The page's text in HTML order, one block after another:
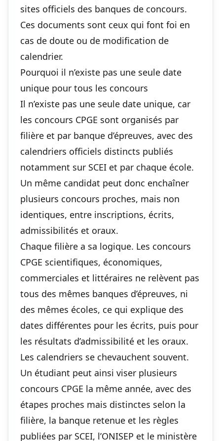
sites officiels des banques de concours.
Ces documents sont ceux qui font foi en
cas de doute ou de modification de
calendrier.
Pourquoi il n’existe pas une seule date
unique pour tous les concours
Il n’existe pas une seule date unique, car
les concours CPGE sont organisés par
filière et par banque d’épreuves, avec des
calendriers officiels distincts publiés
notamment sur SCEI et par chaque école.
Un même candidat peut donc enchaîner
plusieurs concours proches, mais non
identiques, entre inscriptions, écrits,
admissibilités et oraux.
Chaque filière a sa logique. Les concours
CPGE scientifiques, économiques,
commerciales et littéraires ne relèvent pas
tous des mêmes banques d’épreuves, ni
des mêmes écoles, ce qui explique des
dates différentes pour les écrits, puis pour
les résultats d’admissibilité et les oraux.
Les calendriers se chevauchent souvent.
Un étudiant peut ainsi viser plusieurs
concours CPGE la même année, avec des
étapes proches mais distinctes selon la
filière, la banque retenue et les règles
publiées par SCEI, l’ONISEP et le ministère